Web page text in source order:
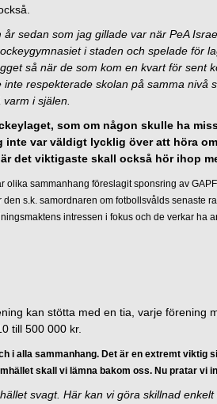
sedan som jag gillade var när PeA
i staden och spelade för
så när de som kom en kvart för sent
respekterade skolan på samma nivå
i själen.
som om någon skulle ha
var väldigt lycklig över att höra
det viktigaste skall också hör ihop
olika sammanhang föreslagit sponsring av
s.k. samordnaren om fotbollsvålds senaste
intressen i fokus och de verkar ha
kan stötta med en tia, varje förening
till 500 000 kr.
i alla sammanhang. Det är en extremt viktig
skall vi lämna bakom oss. Nu pratar vi
svagt. Här kan vi göra skillnad